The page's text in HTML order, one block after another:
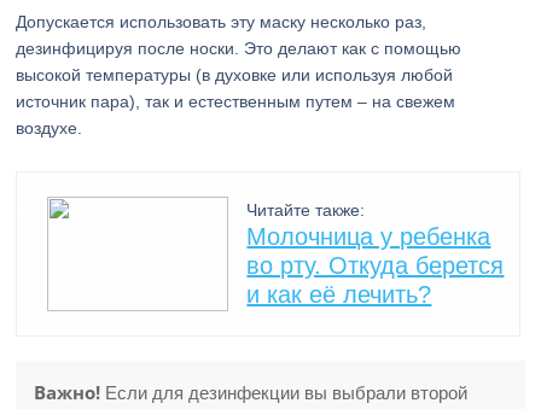
Допускается использовать эту маску несколько раз,
дезинфицируя после носки. Это делают как с помощью
высокой температуры (в духовке или используя любой
источник пара), так и естественным путем – на свежем
воздухе.
Читайте также:
Молочница у ребенка
во рту. Откуда берется
и как её лечить?
Важно! Если для дезинфекции вы выбрали второй